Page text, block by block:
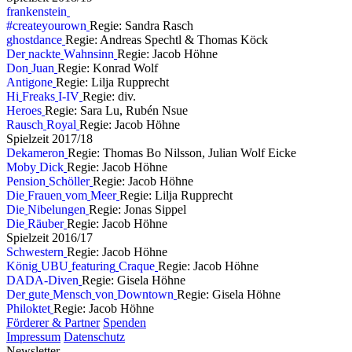
frankenstein
#createyourown Regie: Sandra Rasch
ghostdance Regie: Andreas Spechtl & Thomas Köck
Der nackte Wahnsinn Regie: Jacob Höhne
Don Juan Regie: Konrad Wolf
Antigone Regie: Lilja Rupprecht
Hi Freaks I-IV Regie: div.
Heroes Regie: Sara Lu, Rubén Nsue
Rausch Royal Regie: Jacob Höhne
Spielzeit 2017/18
Dekameron Regie: Thomas Bo Nilsson, Julian Wolf Eicke
Moby Dick Regie: Jacob Höhne
Pension Schöller Regie: Jacob Höhne
Die Frauen vom Meer Regie: Lilja Rupprecht
Die Nibelungen Regie: Jonas Sippel
Die Räuber Regie: Jacob Höhne
Spielzeit 2016/17
Schwestern Regie: Jacob Höhne
König UBU featuring Craque Regie: Jacob Höhne
DADA-Diven Regie: Gisela Höhne
Der gute Mensch von Downtown Regie: Gisela Höhne
Philoktet Regie: Jacob Höhne
Förderer & Partner Spenden
Impressum Datenschutz